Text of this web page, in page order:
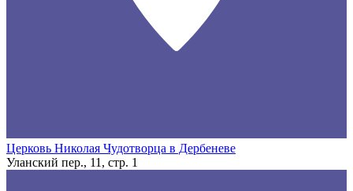
Церковь Николая Чудотворца в Дербеневе
Уланский пер., 11, стр. 1